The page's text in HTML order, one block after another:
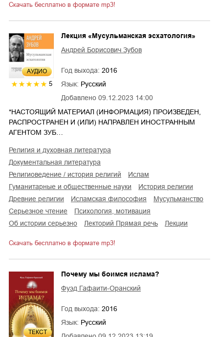
Скачать бесплатно в формате mp3!
AУДИО
5
Добавлено 09.12.2023 14:00
Лекция «Мусульманская эсхатология»
Андрей Борисович Зубов
Год выхода: 2016
Язык: Русский
*НАСТОЯЩИЙ МАТЕРИАЛ (ИНФОРМАЦИЯ) ПРОИЗВЕДЕН,
РАСПРОСТРАНЕН И (ИЛИ) НАПРАВЛЕН ИНОСТРАННЫМ
АГЕНТОМ ЗУБ…
религия и духовная литература
документальная литература
религиоведение / история религий
ислам
гуманитарные и общественные науки
история религии
древние религии
исламская философия
мусульманство
серьезное чтение
психология, мотивация
об истории серьезно
лекторий Прямая речь лекции
Скачать бесплатно в формате mp3!
ТЕКСТ
Почему мы боимся ислама?
Фуэд Гафаити-Оранский
Год выхода: 2016
Язык: Русский